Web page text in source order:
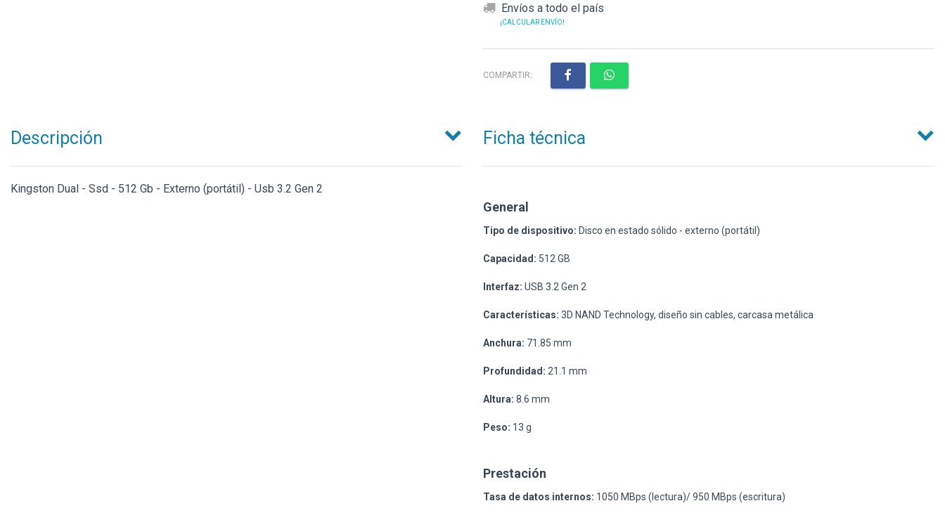
Envíos a todo el país
¡CALCULAR ENVÍO!
COMPARTIR:
Descripción
Kingston Dual - Ssd - 512 Gb - Externo (portátil) - Usb 3.2 Gen 2
Ficha técnica
General
Tipo de dispositivo: Disco en estado sólido - externo (portátil)
Capacidad: 512 GB
Interfaz: USB 3.2 Gen 2
Características: 3D NAND Technology, diseño sin cables, carcasa metálica
Anchura: 71.85 mm
Profundidad: 21.1 mm
Altura: 8.6 mm
Peso: 13 g
Prestación
Tasa de datos internos: 1050 MBps (lectura)/ 950 MBps (escritura)